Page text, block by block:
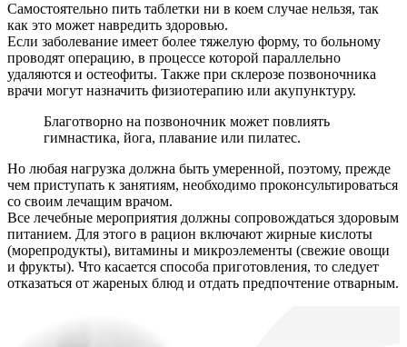
Самостоятельно пить таблетки ни в коем случае нельзя, так
как это может навредить здоровью.
Если заболевание имеет более тяжелую форму, то больному
проводят операцию, в процессе которой параллельно
удаляются и остеофиты. Также при склерозе позвоночника
врачи могут назначить физиотерапию или акупунктуру.
Благотворно на позвоночник может повлиять
гимнастика, йога, плавание или пилатес.
Но любая нагрузка должна быть умеренной, поэтому, прежде
чем приступать к занятиям, необходимо проконсультироваться
со своим лечащим врачом.
Все лечебные мероприятия должны сопровождаться здоровым
питанием. Для этого в рацион включают жирные кислоты
(морепродукты), витамины и микроэлементы (свежие овощи
и фрукты). Что касается способа приготовления, то следует
отказаться от жареных блюд и отдать предпочтение отварным.